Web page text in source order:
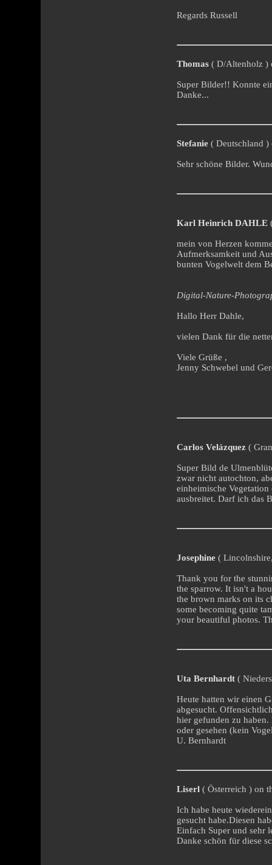
Regards Russell
Thomas ( D/Altenholz )
Super Bilder!! Konnte
Danke...
Stefanie ( Deutschland )
Sehr schöne Bilder.
Karl Heinrich DAHLE
mein von Herzen
Aufmerksamkeit und
bunten Vogelwelt dem
Digital-Nature-
Hallo Herr Dahle,
vielen Dank für die
Viele Grüße ,
Jenny Schwebel und
Carlos Velázquez (
Super Bild de
zwar nicht autochton,
einheimische
ausbreitet. Darf ich das
Josephine (
Thank you for the
the sparrow. It isn't a
the brown marks on its
some becoming quite
your beautiful photos.
Uta Bernhardt (
Heute hatten wir einen
abgesucht.
hier gefunden zu
oder gesehen (kein
U. Bernhardt
Liserl ( Österreich ) on
Ich habe heute
gesucht habe.Diesen
Einfach Super und sehr
Danke schön für diese